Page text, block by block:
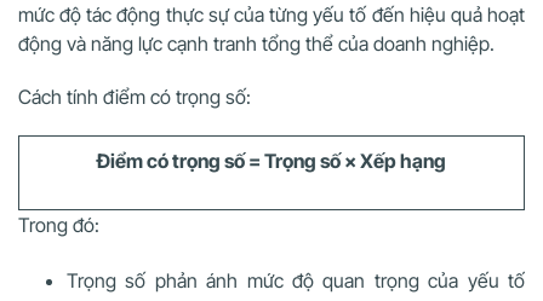
mức độ tác động thực sự của từng yếu tố đến hiệu quả hoạt
động và năng lực cạnh tranh tổng thể của doanh nghiệp.
Cách tính điểm có trọng số:
Điểm có trọng số = Trọng số × Xếp hạng
Trong đó:
Trọng số phản ánh mức độ quan trọng của yếu tố